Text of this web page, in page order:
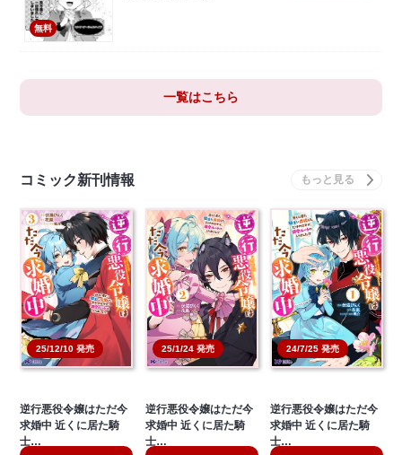
無料
一覧はこちら
コミック新刊情報
25/12/10 発売
逆行悪役令嬢はただ今
求婚中 近くに居た騎
士…
25/1/24 発売
逆行悪役令嬢はただ今
求婚中 近くに居た騎
士…
24/7/25 発売
逆行悪役令嬢はただ今
求婚中 近くに居た騎
士…